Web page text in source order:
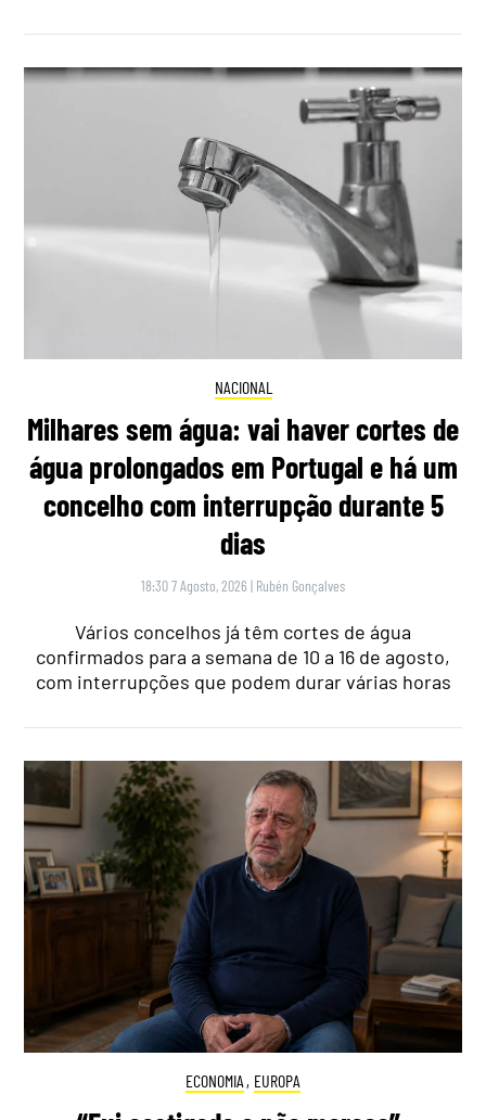
NACIONAL
Milhares sem água: vai haver cortes de
água prolongados em Portugal e há um
concelho com interrupção durante 5
dias
18:30 7 Agosto, 2026 | Rubén Gonçalves
Vários concelhos já têm cortes de água
confirmados para a semana de 10 a 16 de agosto,
com interrupções que podem durar várias horas
ECONOMIA , EUROPA